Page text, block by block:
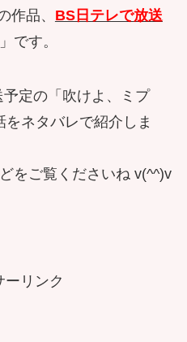
作品、 BS日テレで放送
です。
定の「吹けよ、ミプ
ネタバレで紹介しま
をご覧くださいね v(^^)v
ーリンク